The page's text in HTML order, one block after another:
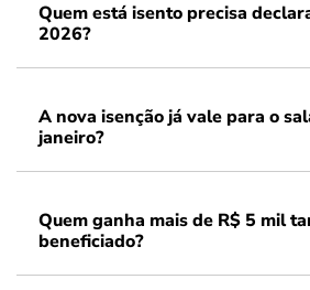
Quem está isento precisa
2026?
A nova isenção já vale para o
janeiro?
Quem ganha mais de R$ 5 mil
beneficiado?